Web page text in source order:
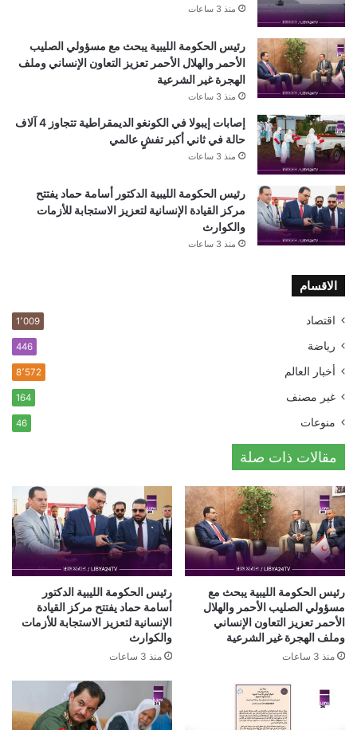
منذ 3 ساعات
رئيس الحكومة الليبية يبحث مع مسؤولي الصليب
الأحمر والهلال الأحمر تعزيز التعاون الإنساني وملف
الهجرة غير الشرعية
منذ 3 ساعات
إصابات إيبولا في الكونغو الديمقراطية تتجاوز 4 آلاف
حالة في ثاني أكبر تفشٍ عالمي
منذ 3 ساعات
رئيس الحكومة الليبية الدكتور أسامة حماد يفتتح
مركز القيادة الإنسانية لتعزيز الاستجابة للأزمات
والكوارث
منذ 3 ساعات
الاقسام
اقتصاد 1٬009
رياضة 446
أخبار العالم 8٬572
غير مصنف 164
منوعات 46
مقالات ذات صلة
رئيس الحكومة الليبية يبحث مع
مسؤولي الصليب الأحمر والهلال
الأحمر تعزيز التعاون الإنساني
وملف الهجرة غير الشرعية
منذ 3 ساعات
رئيس الحكومة الليبية الدكتور
أسامة حماد يفتتح مركز القيادة
الإنسانية لتعزيز الاستجابة للأزمات
والكوارث
منذ 3 ساعات